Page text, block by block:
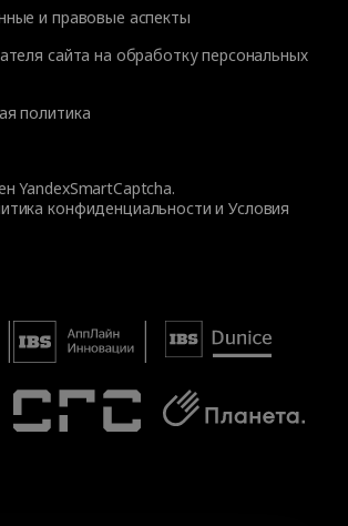
и правовые аспекты
сайта на обработку персональных
политика
YandexSmartCaptcha.
конфиденциальности иУсловия